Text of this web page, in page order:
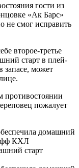
гости из
«Ак Барс»
не смог исправить
второе-третье
старт в плей-
может
противостоянии
пожалует
старт